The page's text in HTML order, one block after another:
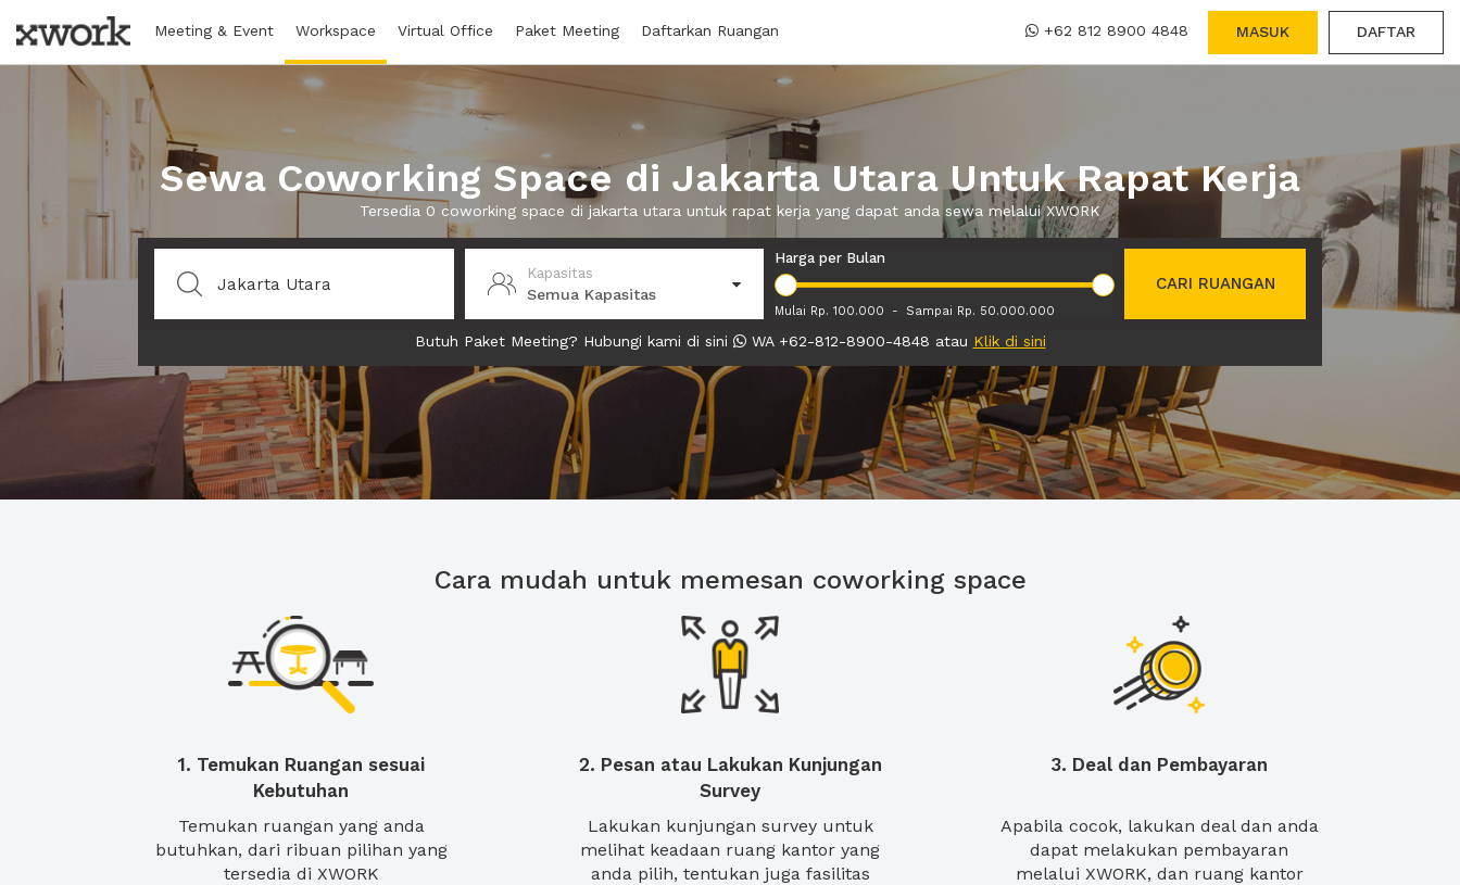
Meeting & Event Workspace Virtual Office Paket Meeting Daftarkan Ruangan +62 812 8900 4848 MASUK DAFTAR
Sewa Coworking Space di Jakarta Utara Untuk Rapat Kerja
Tersedia 0 coworking space di jakarta utara untuk rapat kerja yang dapat anda sewa melalui XWORK
Kapasitas
Semua Kapasitas
Harga per Bulan
Mulai Rp. 100.000 - Sampai Rp. 50.000.000
CARI RUANGAN
Butuh Paket Meeting? Hubungi kami di sini WA +62-812-8900-4848 atau Klik di sini
Cara mudah untuk memesan coworking space
1. Temukan Ruangan sesuai
Kebutuhan
Temukan ruangan yang anda
butuhkan, dari ribuan pilihan yang
tersedia di XWORK
2. Pesan atau Lakukan Kunjungan
Survey
Lakukan kunjungan survey untuk
melihat keadaan ruang kantor yang
anda pilih, tentukan juga fasilitas
3. Deal dan Pembayaran
Apabila cocok, lakukan deal dan anda
dapat melakukan pembayaran
melalui XWORK, dan ruang kantor